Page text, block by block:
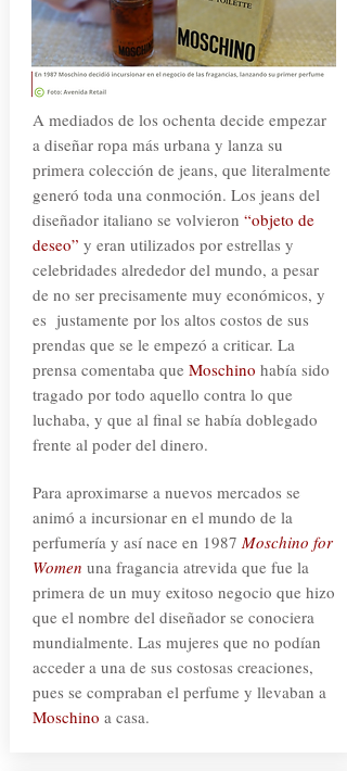
A mediados de los ochenta decide empezar
a diseñar ropa más urbana y lanza su
primera colección de jeans, que literalmente
generó toda una conmoción. Los jeans del
diseñador italiano se volvieron “objeto de
deseo” y eran utilizados por estrellas y
celebridades alrededor del mundo, a pesar
de no ser precisamente muy económicos, y
es justamente por los altos costos de sus
prendas que se le empezó a criticar. La
prensa comentaba que Moschino había sido
tragado por todo aquello contra lo que
luchaba, y que al final se había doblegado
frente al poder del dinero.
Para aproximarse a nuevos mercados se
animó a incursionar en el mundo de la
perfumería y así nace en 1987 Moschino for
Women una fragancia atrevida que fue la
primera de un muy exitoso negocio que hizo
que el nombre del diseñador se conociera
mundialmente. Las mujeres que no podían
acceder a una de sus costosas creaciones,
pues se compraban el perfume y llevaban a
Moschino a casa.